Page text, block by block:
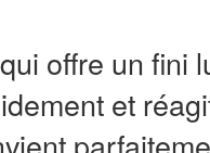
offre un fini
et